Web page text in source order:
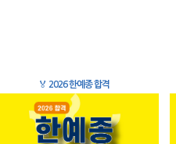
🏅 2026 한예종 합격